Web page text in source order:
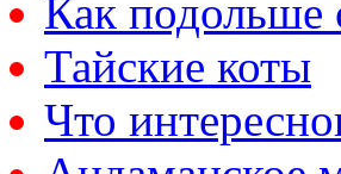
Как подольше
Тайские коты
Что